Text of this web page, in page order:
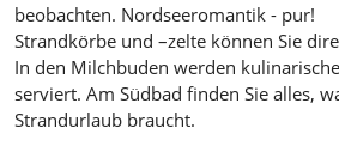
beobachten. Nordseeromantik - pur!
Strandkörbe und –zelte können Sie
In den Milchbuden werden
serviert. Am Südbad finden Sie alles,
Strandurlaub braucht.